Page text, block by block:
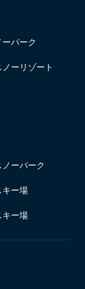
パーク
ーリゾート
ーパーク
キー場
キー場